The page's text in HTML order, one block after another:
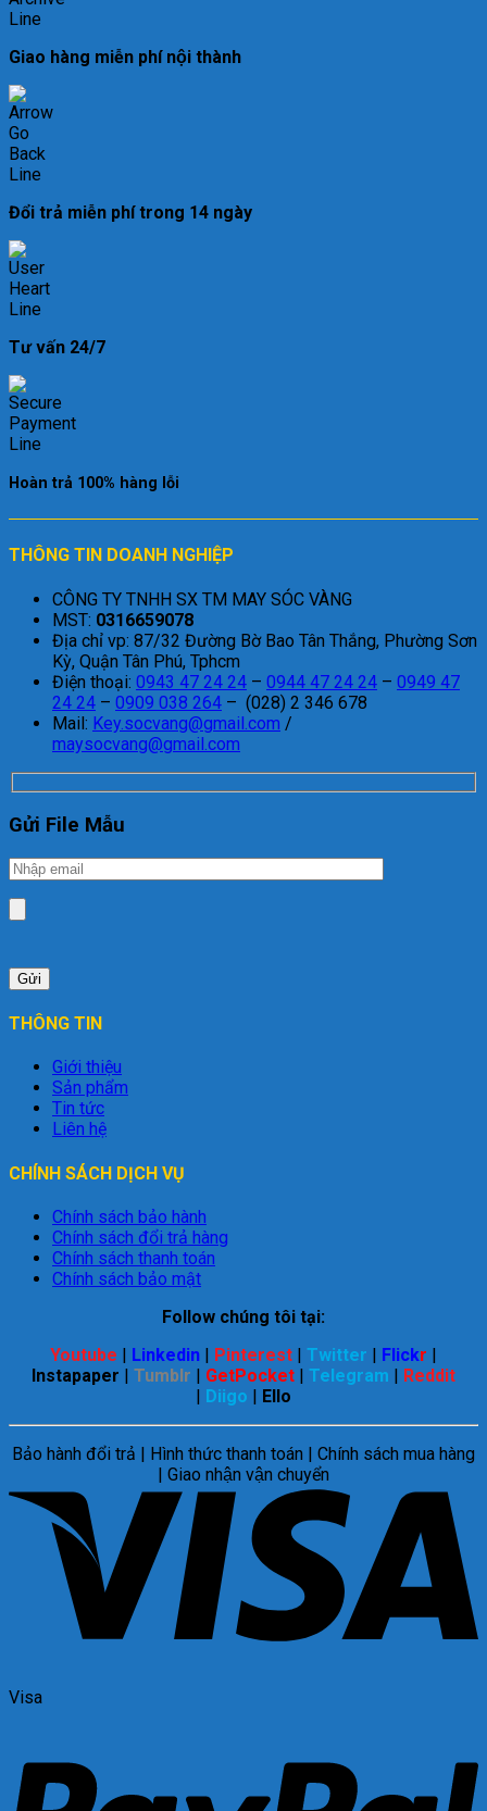
Giao hàng miễn phí nội thành
Đổi trả miễn phí trong 14 ngày
Tư vấn 24/7
Hoàn trả 100% hàng lỗi
THÔNG TIN DOANH NGHIỆP
CÔNG TY TNHH SX TM MAY SÓC VÀNG
MST: 0316659078
Địa chỉ vp: 87/32 Đường Bờ Bao Tân Thắng, Phường Sơn
Kỳ, Quận Tân Phú, Tphcm
Điện thoại: 0943 47 24 24 – 0944 47 24 24 – 0949 47
24 24 – 0909 038 264 – (028) 2 346 678
Mail: Key.socvang@gmail.com /
maysocvang@gmail.com
Gửi File Mẫu
THÔNG TIN
Giới thiệu
Sản phẩm
Tin tức
Liên hệ
CHÍNH SÁCH DỊCH VỤ
Chính sách bảo hành
Chính sách đổi trả hàng
Chính sách thanh toán
Chính sách bảo mật
Follow chúng tôi tại:
Youtube | Linkedin | Pinterest | Twitter | Flickr |
Instapaper | Tumblr | GetPocket | Telegram | Reddit
| Diigo | Ello
Bảo hành đổi trả | Hình thức thanh toán | Chính sách mua hàng
| Giao nhận vận chuyển
Visa